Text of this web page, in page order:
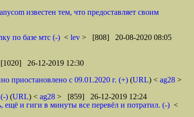
известен тем, что предоставляет своим
по базе мтс (-) < lev > [808] 20-08-2020 08:05
26-12-2019 12:30
приостановлено с 09.01.2020 г. (+) (URL) < ag28 >
) (URL) < ag28 > [859] 26-12-2019 12:24
и гиги в минуты все перевёл и потратил. (-) <